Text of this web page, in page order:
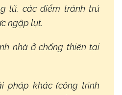
lũ, các điểm tránh trú
ngập lụt.
nhà ở chống thiên tai
pháp khác (công trình